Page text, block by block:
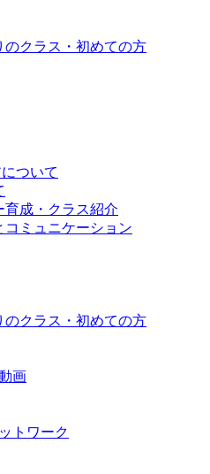
のクラス・初めての方
ついて
成・クラス紹介
ミュニケーション
のクラス・初めての方
画
トワーク